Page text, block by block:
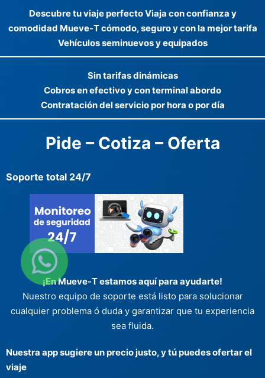
Descubre tu viaje perfecto Viaja con confianza y
comodidad Mueve-T cómodo, seguro y con la mejor tarifa
Vehículos seminuevos y equipados
Sin tarifas dinámicas
Cobros en efectivo y con terminal abordo
Contratación del servicio por hora o por día
Pide – Cotiza – Oferta
Soporte total 24/7
¡En Mueve-T estamos aquí para ayudarte!
Nuestro equipo de soporte está listo para solucionar
cualquier problema ó duda y garantizar que tu experiencia
sea fluida.
Nuestra app sugiere un precio justo, y tú puedes ofertar el
viaje